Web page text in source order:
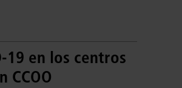
19 en los centros
CCOO